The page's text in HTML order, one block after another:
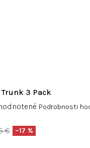
€ –17 %
Trunk 3 Pack
Podrobnosti